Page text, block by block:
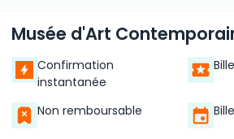
Musée d'Art
Confirmation
instantanée
Non remboursable